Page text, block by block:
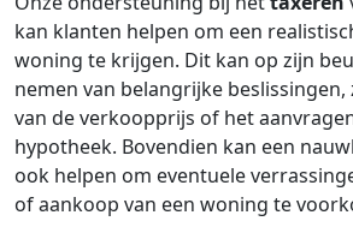
kan klanten helpen om een
woning te krijgen. Dit kan op zijn
nemen van belangrijke beslissingen,
van de verkoopprijs of het
hypotheek. Bovendien kan een
ook helpen om eventuele
of aankoop van een woning te